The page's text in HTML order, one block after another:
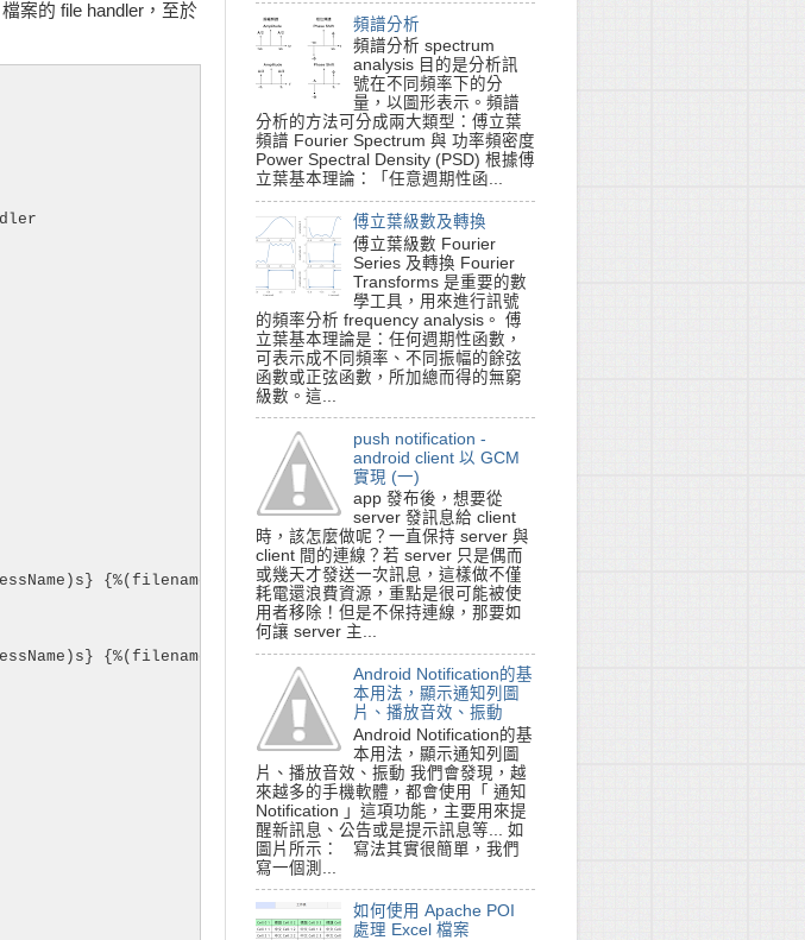
案的 file handler，至於
{%(filename)s} [%(funcName)s] %(lineno)d - %(message)s
{%(filename)s} {%(module)s} [%(funcName)s] %(lineno)d - %(message)s
頻譜分析
頻譜分析 spectrum
analysis 目的是分析訊
號在不同頻率下的分
量，以圖形表示。頻譜
分析的方法可分成兩大類型：傅立葉
頻譜 Fourier Spectrum 與 功率頻密度
Power Spectral Density (PSD) 根據傅
立葉基本理論：「任意週期性函...
傅立葉級數及轉換
傅立葉級數 Fourier
Series 及轉換 Fourier
Transforms 是重要的數
學工具，用來進行訊號
的頻率分析 frequency analysis。 傅
立葉基本理論是：任何週期性函數，
可表示成不同頻率、不同振幅的餘弦
函數或正弦函數，所加總而得的無窮
級數。這...
push notification -
android client 以 GCM
實現 (一)
app 發布後，想要從
server 發訊息給 client
時，該怎麼做呢？一直保持 server 與
client 間的連線？若 server 只是偶而
或幾天才發送一次訊息，這樣做不僅
耗電還浪費資源，重點是很可能被使
用者移除！但是不保持連線，那要如
何讓 server 主...
Android Notification的基
本用法，顯示通知列圖
片、播放音效、振動
Android Notification的基
本用法，顯示通知列圖
片、播放音效、振動 我們會發現，越
來越多的手機軟體，都會使用「 通知
Notification 」這項功能，主要用來提
醒新訊息、公告或是提示訊息等... 如
圖片所示： 寫法其實很簡單，我們
寫一個測...
如何使用 Apache POI
處理 Excel 檔案